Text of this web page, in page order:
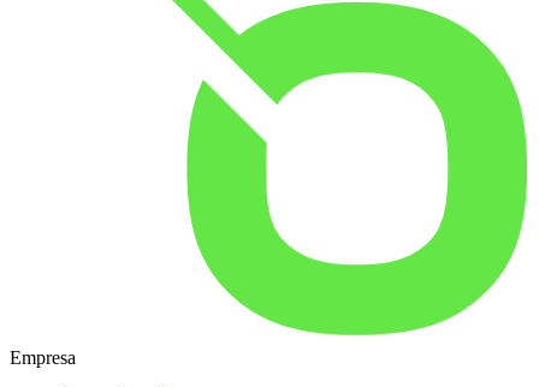
Empresa